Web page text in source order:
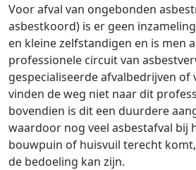
Voor afval van ongebonden
asbestkoord) is er geen
en kleine zelfstandigen en is men
professionele circuit van
gespecialiseerde afvalbedrijven of
vinden de weg niet naar dit
bovendien is dit een duurdere
waardoor nog veel asbestafval bij
bouwpuin of huisvuil terecht
de bedoeling kan zijn.